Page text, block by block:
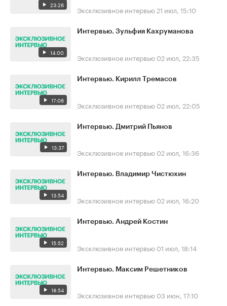
23:26 Эксклюзивное интервью 21 июл, 15:10
14:00
Интервью. Зульфия Кахруманова
Эксклюзивное интервью 02 июл, 22:35
17:06
Интервью. Кирилл Тремасов
Эксклюзивное интервью 02 июл, 22:05
13:37
Интервью. Дмитрий Пьянов
Эксклюзивное интервью 02 июл, 16:36
13:54
Интервью. Владимир Чистюхин
Эксклюзивное интервью 02 июл, 16:20
15:52
Интервью. Андрей Костин
Эксклюзивное интервью 01 июл, 18:14
18:54
Интервью. Максим Решетников
Эксклюзивное интервью 03 июн, 17:10